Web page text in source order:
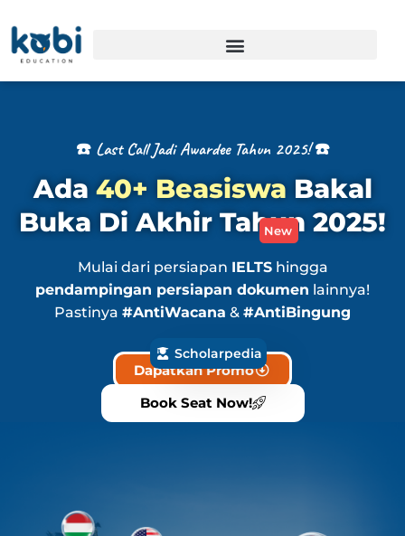
New
Scholarpedia
☎️ Last Call Jadi Awardee Tahun 2025! ☎️
Ada 40+ BeasiswaBakal
Buka Di Akhir Tahun 2025!
Mulai dari persiapan IELTShingga
pendampingan persiapan dokumen lainnya!
Pastinya #AntiWacana & #AntiBingung
Dapatkan Promo
Book Seat Now!